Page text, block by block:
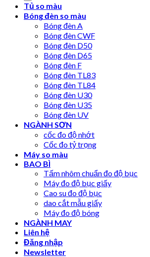
Tủ so màu
Bóng đèn so màu
Bóng đèn A
Bóng đèn CWF
Bóng đèn D50
Bóng đèn D65
Bóng đèn F
Bóng đèn TL83
Bóng đèn TL84
Bóng đèn U30
Bóng đèn U35
Bóng đèn UV
NGÀNH SƠN
cốc đo độ nhớt
Cốc đo tỷ trọng
Máy so màu
BAO BÌ
Tấm nhôm chuẩn đo độ bục
Máy đo độ bục giấy
Cao su đo độ bục
dao cắt mẫu giấy
Máy đo độ bóng
NGÀNH MAY
Liên hệ
Đăng nhập
Newsletter